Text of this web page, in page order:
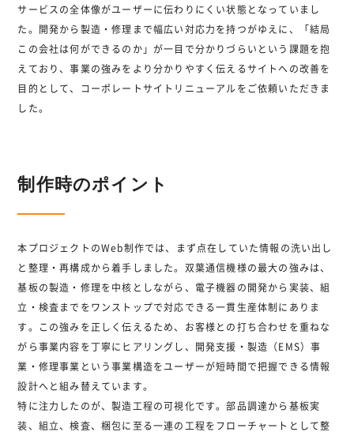
サービスの全体像がユーザーに伝わりにくい状態となっていまし
た。開発から製造・修理まで幅広い対応力を持つがゆえに、「結局
この会社は何ができるのか」が一目で分かりづらいという課題を抱
えており、事業の強みをより分かりやすく伝えるサイトへの改善を
目的として、コーポレートサイトリニューアルをご依頼いただきま
した。
制作時のポイント
本プロジェクトのWeb制作では、まず点在していた情報の洗い出し
と整理・再構成から着手しました。双葉通信機様の最大の強みは、
基板の製造・修理を中核としながら、電子機器の開発から実装、組
立・検査までをワンストップで対応できる一貫生産体制にありま
す。この強みを正しく伝えるため、お客様との打ち合わせを重ねな
がら事業内容を丁寧にヒアリングし、開発支援・製造（EMS）事
業・修理事業という事業構造をユーザーが短時間で把握できる情報
設計へと組み替えています。
特に注力したのが、製造工程の可視化です。部品調達から基板実
装、組立、検査、梱包に至る一連の工程をフローチャートとして整